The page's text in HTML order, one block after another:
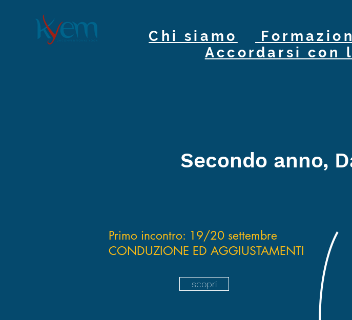
Chi siamo
Accordarsi con
Secondo anno,
Primo incontro: 19/20 settembre
CONDUZIONE ED AGGIUSTAMENTI
scopri